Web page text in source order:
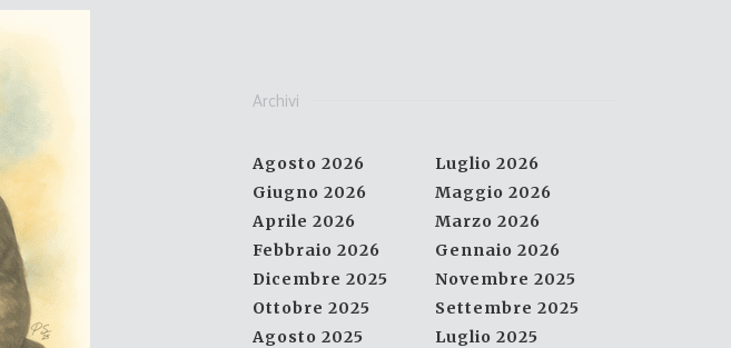
Archivi
Agosto 2026
Luglio 2026
Giugno 2026
Maggio 2026
Aprile 2026
Marzo 2026
Febbraio 2026
Gennaio 2026
Dicembre 2025
Novembre 2025
Ottobre 2025
Settembre 2025
Agosto 2025
Luglio 2025